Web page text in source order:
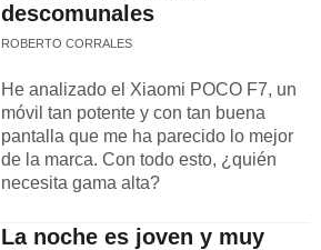
descomunales
ROBERTO CORRALES
He analizado el Xiaomi POCO F7, un
móvil tan potente y con tan buena
pantalla que me ha parecido lo mejor
de la marca. Con todo esto, ¿quién
necesita gama alta?
La noche es joven y muy